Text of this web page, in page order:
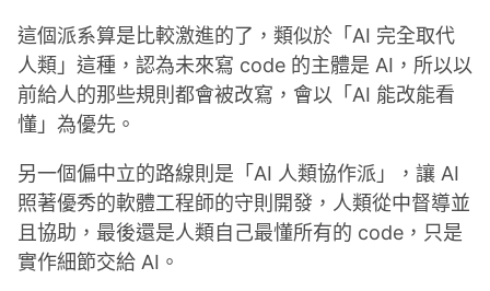
這個派系算是比較激進的了，類似於「AI 完全取代
人類」這種，認為未來寫 code 的主體是 AI，所以以
前給人的那些規則都會被改寫，會以「AI 能改能看
懂」為優先。
另一個偏中立的路線則是「AI 人類協作派」，讓 AI
照著優秀的軟體工程師的守則開發，人類從中督導並
且協助，最後還是人類自己最懂所有的 code，只是
實作細節交給 AI。